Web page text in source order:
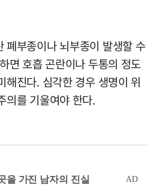
폐부종이나 뇌부종이 발생할 수
면 호흡 곤란이나 두통의 정도
해진다. 심각한 경우 생명이 위
의를 기울여야 한다.